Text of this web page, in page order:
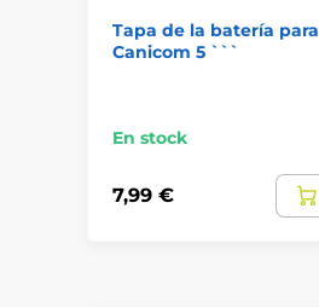
Tapa de la batería para
Canicom 5 ```
En stock
7,99 €